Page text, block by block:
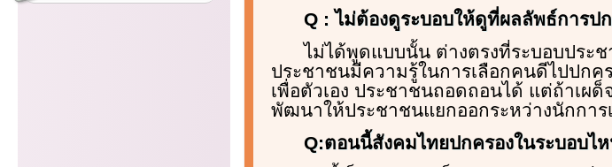
Q : ไม่ต้องดูระบอบให้ดูที่ผลลัพธ์การป
ไม่ได้พูดแบบนั้น ต่างตรงที่ระบอบประช
ประชาชนมีความรู้ในการเลือกคนดีไปปกค
เพื่อตัวเอง ประชาชนถอดถอนได้ แต่ถ้าเผ
พัฒนาให้ประชาชนแยกออกระหว่างนักการ
Q:ตอนนี้สังคมไทยปกครองในระบอบไ